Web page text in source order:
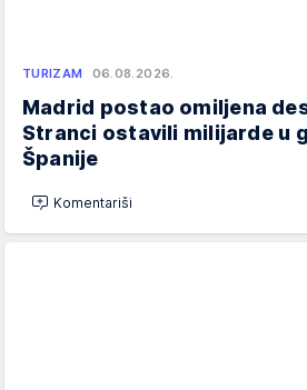
TURIZAM 06.08.2026.
Madrid postao omiljena
Stranci ostavili milijarde u
Španije
Komentariši